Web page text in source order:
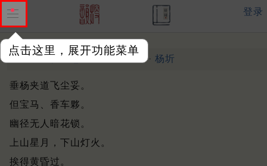
点击这里，展开功能菜单
登录
青玉案 寄意 清末至民国 · 杨圻
垂杨夹道飞尘妥。
但宝马、香车夥。
幽径无人暗花锁。
上山星月，下山灯火。
挨得黄昏过。